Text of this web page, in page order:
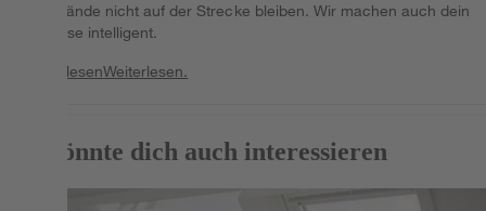
vier Wände nicht auf der Strecke bleiben. Wir machen auch dein
Zuhause intelligent.
WeiterlesenWeiterlesen.
Das könnte dich auch interessieren